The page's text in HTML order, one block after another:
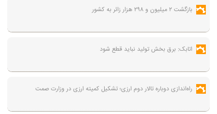
بازگشت ۲ میلیون و ۲۹۸ هزار زائر به کشور
اتابک: برق بخش تولید نباید قطع شود
راه‌اندازی دوباره تالار دوم ارزی؛ تشکیل کمیته ارزی در وزارت صمت